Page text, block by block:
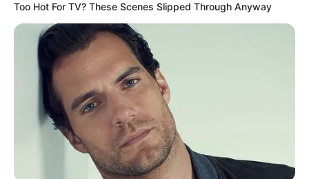
Too Hot For TV? These Scenes Slipped Through Anyway